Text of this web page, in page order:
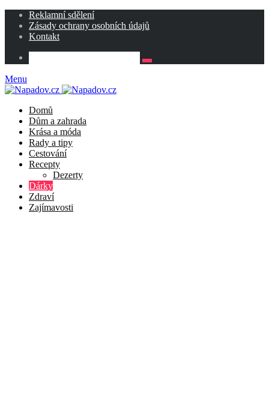
Reklamní sdělení
Zásady ochrany osobních údajů
Kontakt
Menu
Domů
Dům a zahrada
Krása a móda
Rady a tipy
Cestování
Recepty
Dezerty
Dárky
Zdraví
Zajímavosti